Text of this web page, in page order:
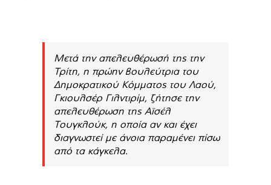
Μετά την απελευθέρωσή της την
Τρίτη, η πρώην βουλεύτρια του
Δημοκρατικού Κόμματος του Λαού,
Γκιουλσέρ Γιλντιρίμ, ζήτησε την
απελευθέρωση της Αϊσέλ
Τουγκλούκ, η οποία αν και έχει
διαγνωστεί με άνοια παραμένει πίσω
από τα κάγκελα.